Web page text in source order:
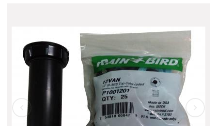
自動噴灌設備
自動噴灌 滴灌 微噴霧
晴雨器
魚池過濾桶